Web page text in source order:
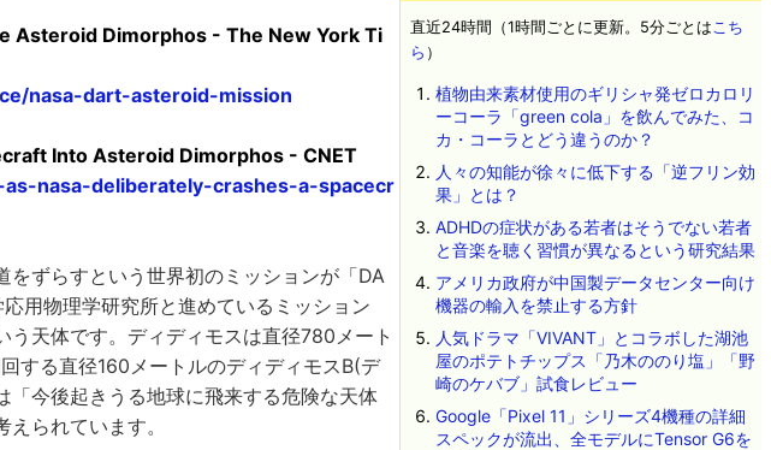
Asteroid Dimorphos - The New York Ti
nasa-dart-asteroid-mission
Into Asteroid Dimorphos - CNET
nasa-deliberately-crashes-a-spacecr
ずらすという世界初のミッションが「DA
用物理学研究所と進めているミッション
天体です。ディディモスは直径780メート
する直径160メートルのディディモスB(デ
「今後起きうる地球に飛来する危険な天体
られています。
直近24時間（1時間ごとに更新。5分ごとはこち
ら ）
植物由来素材使用のギリシャ発ゼロカロリ
ーコーラ「green cola」を飲んでみた、コ
カ・コーラとどう違うのか？
人々の知能が徐々に低下する「逆フリン効
果」とは？
ADHDの症状がある若者はそうでない若者
と音楽を聴く習慣が異なるという研究結果
アメリカ政府が中国製データセンター向け
機器の輸入を禁止する方針
人気ドラマ「VIVANT」とコラボした湖池
屋のポテトチップス「乃木ののり塩」「野
崎のケバブ」試食レビュー
Google「Pixel 11」シリーズ4機種の詳細
スペックが流出、全モデルにTensor G6を